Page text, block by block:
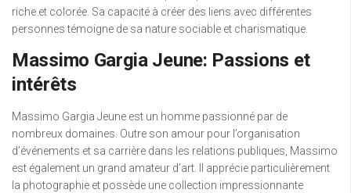
riche et colorée. Sa capacité à créer des liens avec différentes
personnes témoigne de sa nature sociable et charismatique.
Massimo Gargia Jeune: Passions et
intérêts
Massimo Gargia Jeune est un homme passionné par de
nombreux domaines. Outre son amour pour l’organisation
d’événements et sa carrière dans les relations publiques, Massimo
est également un grand amateur d’art. Il apprécie particulièrement
la photographie et possède une collection impressionnante